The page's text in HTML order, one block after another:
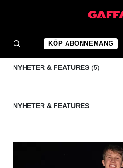
KÖP ABONNEMANG
NYHETER & FEATURES (5)
NYHETER & FEATURES